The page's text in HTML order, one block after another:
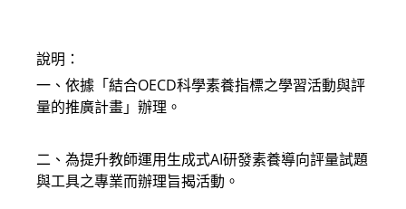
說明：
一、依據「結合OECD科學素養指標之學習活動與評
量的推廣計畫」辦理。
二、為提升教師運用生成式AI研發素養導向評量試題
與工具之專業而辦理旨揭活動。